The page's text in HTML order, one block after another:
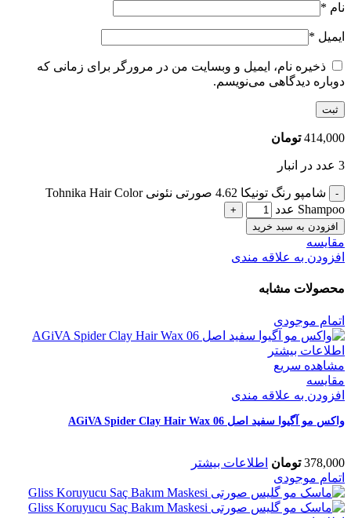
نام *
ایمیل *
ذخیره نام، ایمیل و وبسایت من در مرورگر برای زمانی که
دوباره دیدگاهی می‌نویسم.
414,000 تومان
3 عدد در انبار
شامپو رنگ تونیکا 4.62 صورتی نئونی Tohnika Hair Color
Shampoo عدد
افزودن به سبد خرید
مقایسه
افزودن به علاقه مندی
محصولات مشابه
اتمام موجودی
اطلاعات بیشتر
مشاهده سریع
مقایسه
افزودن به علاقه مندی
واکس مو آگیوا سفید اصل 06 AGiVA Spider Clay Hair Wax
378,000 تومان اطلاعات بیشتر
اتمام موجودی